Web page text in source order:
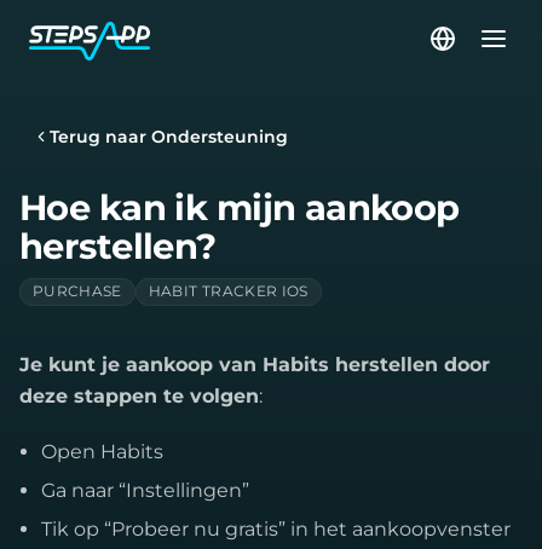
Terug naar Ondersteuning
Hoe kan ik mijn aankoop
herstellen?
PURCHASE HABIT TRACKER IOS
Je kunt je aankoop van Habits herstellen door
deze stappen te volgen:
Open Habits
Ga naar “Instellingen”
Tik op “Probeer nu gratis” in het aankoopvenster